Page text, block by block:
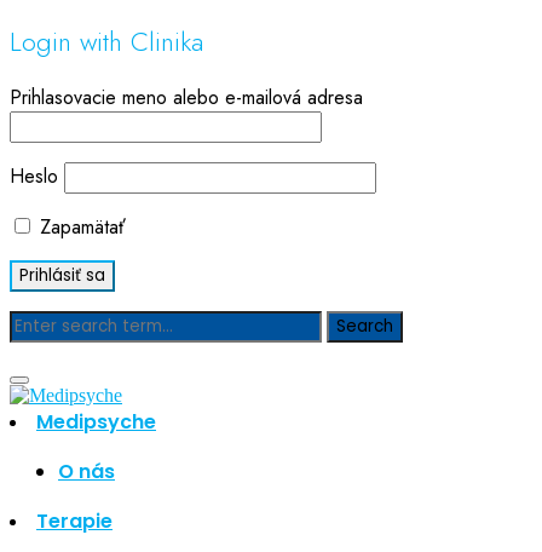
Login with Clinika
Prihlasovacie meno alebo e-mailová adresa
Heslo
Zapamätať
Medipsyche
O nás
Terapie
Blog
Hľadať
Najnovšie články